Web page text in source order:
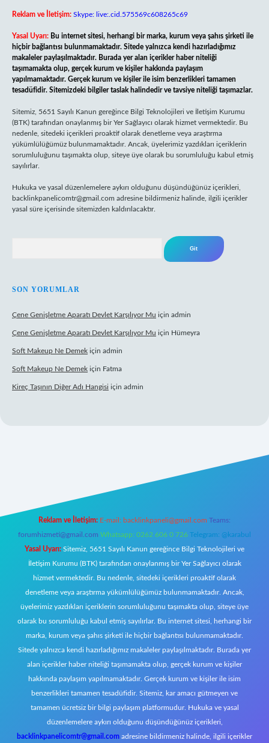
Reklam ve İletişim: Skype: live:.cid.575569c608265c69
Yasal Uyarı: Bu internet sitesi, herhangi bir marka, kurum veya şahıs şirketi ile
hiçbir bağlantısı bulunmamaktadır. Sitede yalnızca kendi hazırladığımız
makaleler paylaşılmaktadır. Burada yer alan içerikler haber niteliği
taşımamakta olup, gerçek kurum ve kişiler hakkında paylaşım
yapılmamaktadır. Gerçek kurum ve kişiler ile isim benzerlikleri tamamen
tesadüfidir. Sitemizdeki bilgiler taslak halindedir ve tavsiye niteliği taşımazlar.
Sitemiz, 5651 Sayılı Kanun gereğince Bilgi Teknolojileri ve İletişim Kurumu
(BTK) tarafından onaylanmış bir Yer Sağlayıcı olarak hizmet vermektedir. Bu
nedenle, sitedeki içerikleri proaktif olarak denetleme veya araştırma
yükümlülüğümüz bulunmamaktadır. Ancak, üyelerimiz yazdıkları içeriklerin
sorumluluğunu taşımakta olup, siteye üye olarak bu sorumluluğu kabul etmiş
sayılırlar.
Hukuka ve yasal düzenlemelere aykırı olduğunu düşündüğünüz içerikleri,
backlinkpanelicomtr@gmail.com adresine bildirmeniz halinde, ilgili içerikler
yasal süre içerisinde sitemizden kaldırılacaktır.
SON YORUMLAR
Çene Genişletme Aparatı Devlet Karşılıyor Mu için admin
Çene Genişletme Aparatı Devlet Karşılıyor Mu için Hümeyra
Soft Makeup Ne Demek için admin
Soft Makeup Ne Demek için Fatma
Kireç Taşının Diğer Adı Hangisi için admin
Reklam ve İletişim: E-mail: backlinkpaneli@gmail.com Teams:
forumhizmeti@gmail.com Whatsapp: 0262 606 0 726 Telegram: @karabul
Yasal Uyarı: Sitemiz, 5651 Sayılı Kanun gereğince Bilgi Teknolojileri ve
İletişim Kurumu (BTK) tarafından onaylanmış bir Yer Sağlayıcı olarak
hizmet vermektedir. Bu nedenle, sitedeki içerikleri proaktif olarak
denetleme veya araştırma yükümlülüğümüz bulunmamaktadır. Ancak,
üyelerimiz yazdıkları içeriklerin sorumluluğunu taşımakta olup, siteye üye
olarak bu sorumluluğu kabul etmiş sayılırlar. Bu internet sitesi, herhangi bir
marka, kurum veya şahıs şirketi ile hiçbir bağlantısı bulunmamaktadır.
Sitede yalnızca kendi hazırladığımız makaleler paylaşılmaktadır. Burada yer
alan içerikler haber niteliği taşımamakta olup, gerçek kurum ve kişiler
hakkında paylaşım yapılmamaktadır. Gerçek kurum ve kişiler ile isim
benzerlikleri tamamen tesadüfidir. Sitemiz, kar amacı gütmeyen ve
tamamen ücretsiz bir bilgi paylaşım platformudur. Hukuka ve yasal
düzenlemelere aykırı olduğunu düşündüğünüz içerikleri,
backlinkpanelicomtr@gmail.com adresine bildirmeniz halinde, ilgili içerikler